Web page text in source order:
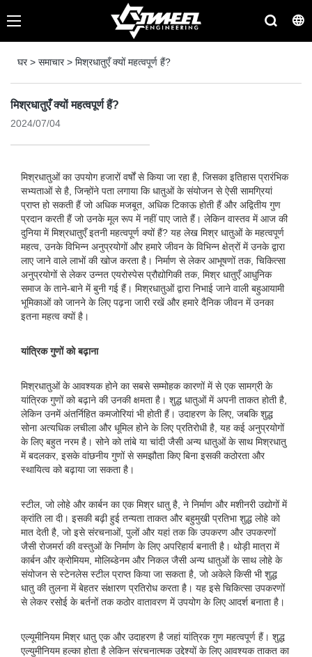
घर> समाचार> मिश्रधातुएँ क्यों महत्वपूर्ण हैं?
मिश्रधातुएँ क्यों महत्वपूर्ण हैं?
2024/07/04
मिश्रधातुओं का उपयोग हजारों वर्षों से किया जा रहा है, जिसका इतिहास प्रारंभिक
सभ्यताओं से है, जिन्होंने पता लगाया कि धातुओं के संयोजन से ऐसी सामग्रियां
प्राप्त हो सकती हैं जो अधिक मजबूत, अधिक टिकाऊ होती हैं और अद्वितीय गुण
प्रदान करती हैं जो उनके मूल रूप में नहीं पाए जाते हैं। लेकिन वास्तव में आज की
दुनिया में मिश्रधातुएँ इतनी महत्वपूर्ण क्यों हैं? यह लेख मिश्र धातुओं के महत्वपूर्ण
महत्व, उनके विभिन्न अनुप्रयोगों और हमारे जीवन के विभिन्न क्षेत्रों में उनके द्वारा
लाए जाने वाले लाभों की खोज करता है। निर्माण से लेकर आभूषणों तक, चिकित्सा
अनुप्रयोगों से लेकर उन्नत एयरोस्पेस प्रौद्योगिकी तक, मिश्र धातुएँ आधुनिक
समाज के ताने-बाने में बुनी गई हैं। मिश्रधातुओं द्वारा निभाई जाने वाली बहुआयामी
भूमिकाओं को जानने के लिए पढ़ना जारी रखें और हमारे दैनिक जीवन में उनका
इतना महत्व क्यों है।
यांत्रिक गुणों को बढ़ाना
मिश्रधातुओं के आवश्यक होने का सबसे सम्मोहक कारणों में से एक सामग्री के
यांत्रिक गुणों को बढ़ाने की उनकी क्षमता है। शुद्ध धातुओं में अपनी ताकत होती है,
लेकिन उनमें अंतर्निहित कमजोरियां भी होती हैं। उदाहरण के लिए, जबकि शुद्ध
सोना अत्यधिक लचीला और धूमिल होने के लिए प्रतिरोधी है, यह कई अनुप्रयोगों
के लिए बहुत नरम है। सोने को तांबे या चांदी जैसी अन्य धातुओं के साथ मिश्रधातु
में बदलकर, इसके वांछनीय गुणों से समझौता किए बिना इसकी कठोरता और
स्थायित्व को बढ़ाया जा सकता है।
स्टील, जो लोहे और कार्बन का एक मिश्र धातु है, ने निर्माण और मशीनरी उद्योगों में
क्रांति ला दी। इसकी बढ़ी हुई तन्यता ताकत और बहुमुखी प्रतिभा शुद्ध लोहे को
मात देती है, जो इसे संरचनाओं, पुलों और यहां तक ​​कि उपकरण और उपकरणों
जैसी रोजमर्रा की वस्तुओं के निर्माण के लिए अपरिहार्य बनाती है। थोड़ी मात्रा में
कार्बन और क्रोमियम, मोलिब्डेनम और निकल जैसी अन्य धातुओं के साथ लोहे के
संयोजन से स्टेनलेस स्टील प्राप्त किया जा सकता है, जो अकेले किसी भी शुद्ध
धातु की तुलना में बेहतर संक्षारण प्रतिरोध करता है। यह इसे चिकित्सा उपकरणों
से लेकर रसोई के बर्तनों तक कठोर वातावरण में उपयोग के लिए आदर्श बनाता है।
एल्यूमीनियम मिश्र धातु एक और उदाहरण है जहां यांत्रिक गुण महत्वपूर्ण हैं। शुद्ध
एल्युमीनियम हल्का होता है लेकिन संरचनात्मक उद्देश्यों के लिए आवश्यक ताकत का